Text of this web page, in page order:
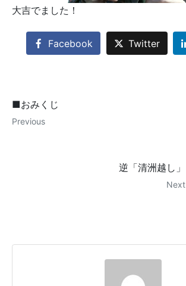
大吉でました！
Facebook Twitter
■おみくじ
Previous
逆「清洲越し」
Next